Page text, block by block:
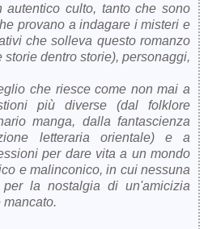
culto, tanto che sono
provano a indagare i misteri e
che solleva questo romanzo
dentro storie), personaggi,
che riesce come non mai a
più diverse (dal folklore
manga, dalla fantascienza
letteraria orientale) e a
per dare vita a un mondo
e malinconico, in cui nessuna
la nostalgia di un'amicizia
mancato.